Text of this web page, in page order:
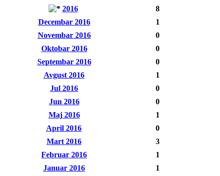
2016
8
Decembar 2016
1
Novembar 2016
0
Oktobar 2016
0
Septembar 2016
0
Avgust 2016
1
Jul 2016
0
Jun 2016
0
Maj 2016
1
April 2016
0
Mart 2016
3
Februar 2016
1
Januar 2016
1